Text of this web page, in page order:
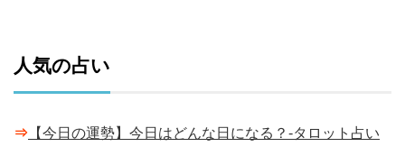
人気の占い
⇒ 【今日の運勢】今日はどんな日になる？-タロット占い